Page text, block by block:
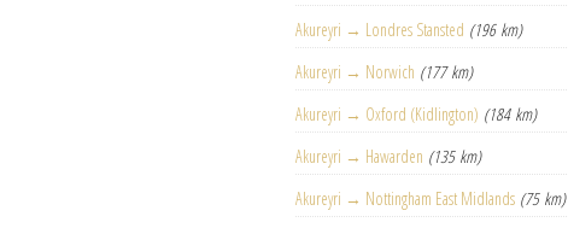
Akureyri → Londres Stansted (196 km)
Akureyri → Norwich (177 km)
Akureyri → Oxford (Kidlington) (184 km)
Akureyri → Hawarden (135 km)
Akureyri → Nottingham East Midlands (75 km)